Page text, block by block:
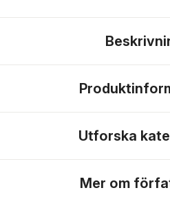
Utforska
Mer om